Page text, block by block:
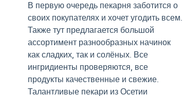
В первую очередь пекарня заботится о
своих покупателях и хочет угодить всем.
Также тут предлагается большой
ассортимент разнообразных начинок
как сладких, так и солёных. Все
ингридиенты проверяются, все
продукты качественные и свежие.
Талантливые пекари из Осетии